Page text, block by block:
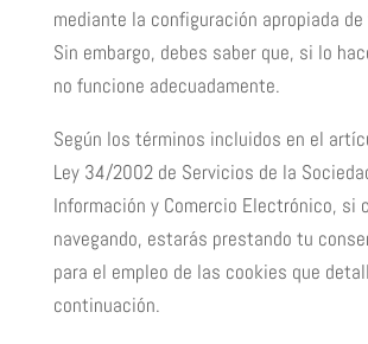
mediante la configuración apropiada de
Sin embargo, debes saber que, si lo
no funcione adecuadamente.
Según los términos incluidos en el
Ley 34/2002 de Servicios de la
Información y Comercio Electrónico, si
navegando, estarás prestando tu
para el empleo de las cookies que
continuación.